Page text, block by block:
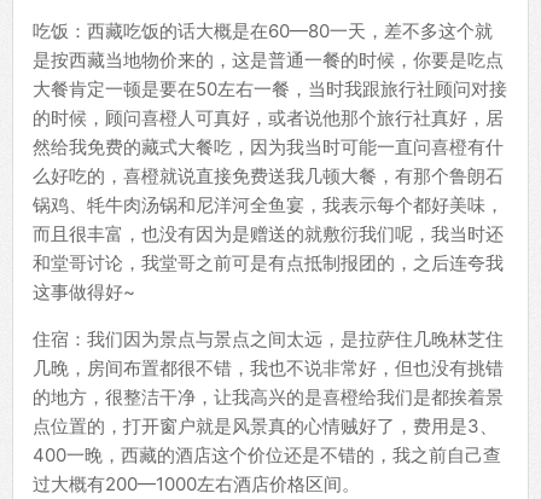
吃饭：西藏吃饭的话大概是在60—80一天，差不多这个就
是按西藏当地物价来的，这是普通一餐的时候，你要是吃点
大餐肯定一顿是要在50左右一餐，当时我跟旅行社顾问对接
的时候，顾问喜橙人可真好，或者说他那个旅行社真好，居
然给我免费的藏式大餐吃，因为我当时可能一直问喜橙有什
么好吃的，喜橙就说直接免费送我几顿大餐，有那个鲁朗石
锅鸡、牦牛肉汤锅和尼洋河全鱼宴，我表示每个都好美味，
而且很丰富，也没有因为是赠送的就敷衍我们呢，我当时还
和堂哥讨论，我堂哥之前可是有点抵制报团的，之后连夸我
这事做得好~
住宿：我们因为景点与景点之间太远，是拉萨住几晚林芝住
几晚，房间布置都很不错，我也不说非常好，但也没有挑错
的地方，很整洁干净，让我高兴的是喜橙给我们是都挨着景
点位置的，打开窗户就是风景真的心情贼好了，费用是3、
400一晚，西藏的酒店这个价位还是不错的，我之前自己查
过大概有200—1000左右酒店价格区间。